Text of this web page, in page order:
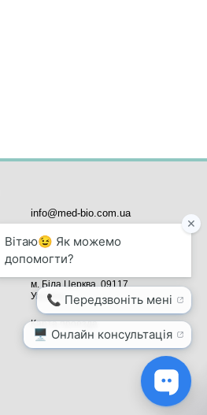
info@med-bio.com.ua
MED-BIO - медичне обладнання,
вул. Млинова, 5,
м. Біла Церква, 09117
Україна
Карта проезда